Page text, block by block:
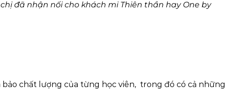
đã nhận nối cho khách mi Thiên thần hay One by
chất lượng của từng học viên, trong đó có cả những